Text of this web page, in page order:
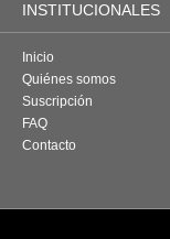
INSTITUCIONALES
Inicio
Quiénes somos
Suscripción
FAQ
Contacto